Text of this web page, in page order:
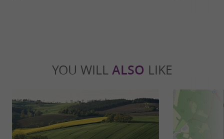
YOU WILL ALSO LIKE